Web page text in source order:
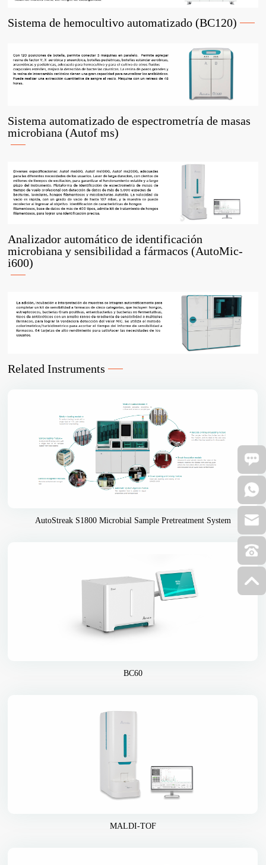
Sistema de hemocultivo automatizado (BC120)
Sistema automatizado de espectrometría de masas
microbiana (Autof ms)
Analizador automático de identificación
microbiana y sensibilidad a fármacos (AutoMic-
i600)
Related Instruments
AutoStreak S1800 Microbial Sample Pretreatment System
BC60
MALDI-TOF